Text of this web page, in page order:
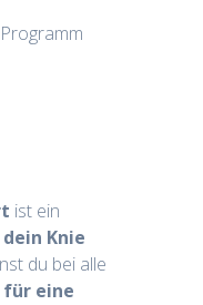
ist ein
dein Knie
du bei alle
für eine